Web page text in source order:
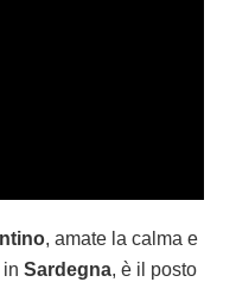
, amate la calma e
in Sardegna, è il posto